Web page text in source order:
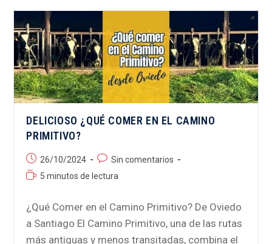
DELICIOSO ¿QUÉ COMER EN EL CAMINO
PRIMITIVO?
26/10/2024
Sin comentarios
5 minutos de lectura
¿Qué Comer en el Camino Primitivo? De Oviedo
a Santiago El Camino Primitivo, una de las rutas
más antiguas y menos transitadas, combina el